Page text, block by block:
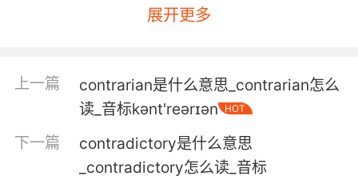
展开更多
上一篇
contrarian是什么意思_contrarian怎么
读_音标kənt'reərɪən
HOT
下一篇
contradictory是什么意思
_contradictory怎么读_音标